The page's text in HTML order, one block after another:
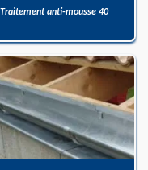
Traitement anti-mousse 40